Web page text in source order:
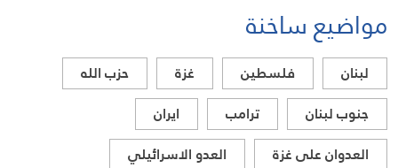
مواضيع ساخنة
لبنان فلسطين غزة
حزب الله
جنوب لبنان
ترامب
ايران
العدوان على غزة
العدو الاسرائيلي